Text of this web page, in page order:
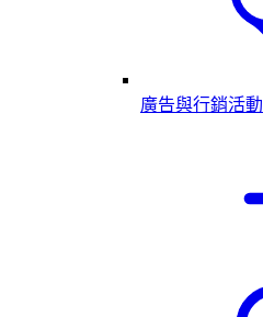
廣告與行銷活動